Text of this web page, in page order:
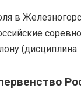
в
(дисциплина:
Серов